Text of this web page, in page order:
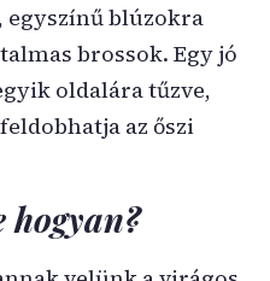
egyszínű blúzokra
brossok. Egy jó
oldalára tűzve,
az őszi